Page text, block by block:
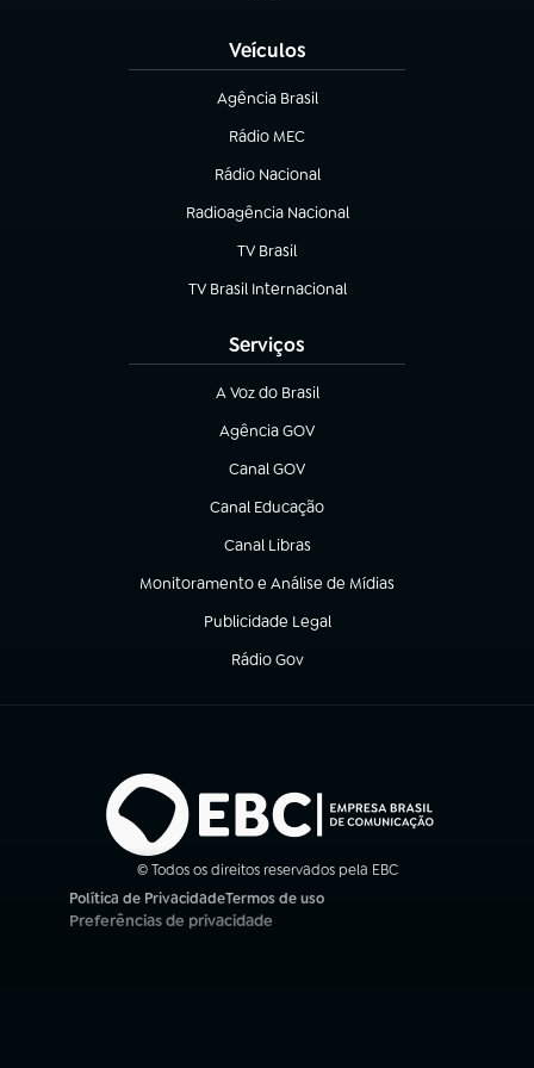
Veículos
Agência Brasil
(abre em nova aba)
Rádio MEC
Rádio Nacional
(abre em nova aba)
Radioagência Nacional
(abre em nova aba)
TV Brasil
(abre em nova aba)
TV Brasil Internacional
(abre em nova aba)
Serviços
A Voz do Brasil
(abre em nova aba)
Agência GOV
(abre em nova aba)
Canal GOV
(abre em nova aba)
Canal Educação
(abre em nova aba)
Canal Libras
(abre em nova aba)
Monitoramento e Análise de Mídias
(abre em nova aba)
Publicidade Legal
(abre em nova aba)
Rádio Gov
(abre em nova aba)
© Todos os direitos reservados pela EBC
Política de Privacidade
(abre em nova aba)
Termos de uso
(abre em nova aba)
Preferências de privacidade